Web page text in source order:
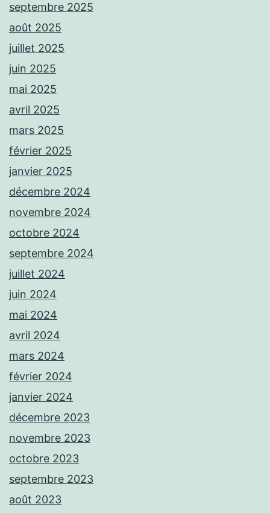
septembre 2025
août 2025
juillet 2025
juin 2025
mai 2025
avril 2025
mars 2025
février 2025
janvier 2025
décembre 2024
novembre 2024
octobre 2024
septembre 2024
juillet 2024
juin 2024
mai 2024
avril 2024
mars 2024
février 2024
janvier 2024
décembre 2023
novembre 2023
octobre 2023
septembre 2023
août 2023